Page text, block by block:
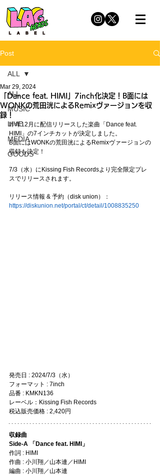
Post
ALL
MUSIC
LIVE
MEDIA
GOODS
ALL
「Dance feat. HIMI」7inch化決定！B面には
WONKの荒田洸によるRemixヴァージョンを収
録！
Mar 29, 2024
昨年12月に配信リリースした楽曲「Dance feat.
HIMI」の7インチカットが決定しました。
B面にはWONKの荒田洸によるRemixヴァージョンの
収録も決定！
7/3（水）にKissing Fish Recordsより完全限定プレ
スでリリースされます。
リリース情報 & 予約（disk union）：
https://diskunion.net/portal/ct/detail/1008835250
発売日 : 2024/7/3（水）
フォーマット : 7inch
品番 : KMKN136
レーベル：Kissing Fish Records
税込販売価格 : 2,420円
収録曲
Side-A 「Dance feat. HIMI」
作詞 : HIMI
作曲 : 小川翔／山本連／HIMI
編曲 : 小川翔／山本連